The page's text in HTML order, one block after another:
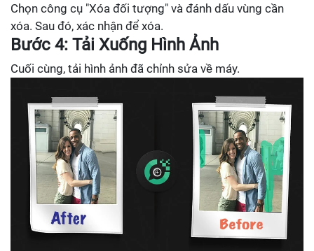
Chọn công cụ "Xóa đối tượng" và đánh dấu vùng cần
xóa. Sau đó, xác nhận để xóa.
Bước 4: Tải Xuống Hình Ảnh
Cuối cùng, tải hình ảnh đã chỉnh sửa về máy.